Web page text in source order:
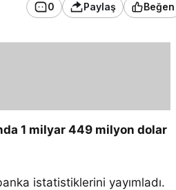
0 Paylaş Beğen
1 milyar 449 milyon dolar
istatistiklerini yayımladı.